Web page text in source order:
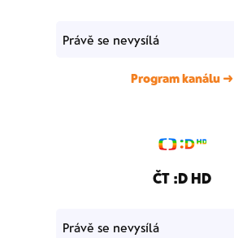
Právě se nevysílá
Program kanálu →
ČT :D HD
Právě se nevysílá